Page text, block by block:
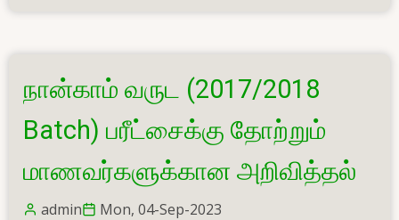
2nd
Year
students
for
examination
entry
form
நான்காம் வருட (2017/2018
Batch) பரீட்சைக்கு தோற்றும்
மாணவர்களுக்கான அறிவித்தல்
admin
Mon, 04-Sep-2023